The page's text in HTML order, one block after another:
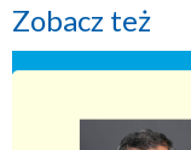
Zobacz też